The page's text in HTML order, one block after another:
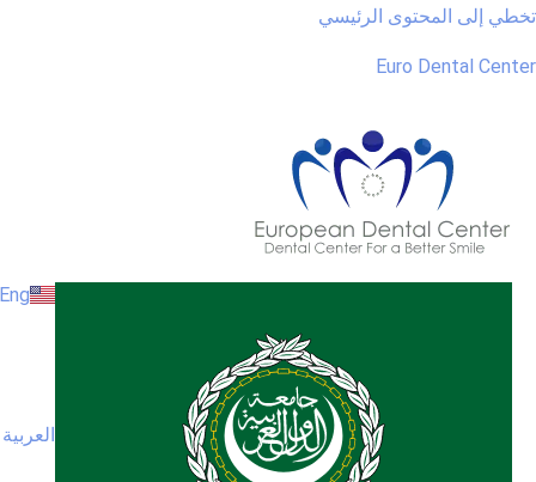
تخطي إلى المحتوى الرئيسي
Euro Dental Center
Eng
العربية